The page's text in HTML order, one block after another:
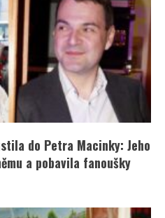
do Petra Macinky: Jeho
a pobavila fanoušky